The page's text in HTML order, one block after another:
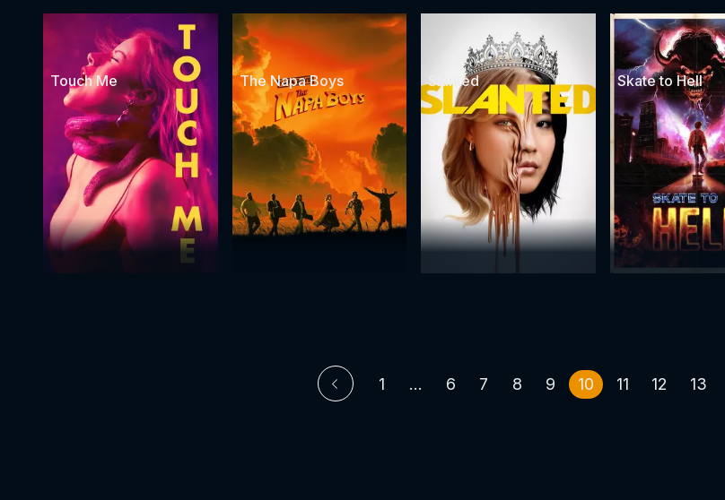
Touch Me The Napa Boys Slanted Skate to Hell
1 ... 6 7 8 9 10 11 12 13